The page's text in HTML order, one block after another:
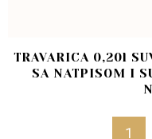
TRAVARICA 0,20l
SA NATPISOM I
1